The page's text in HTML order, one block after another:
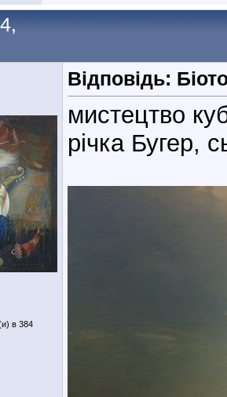
в 384
Відповідь:
мистецтво
річка Бугер,